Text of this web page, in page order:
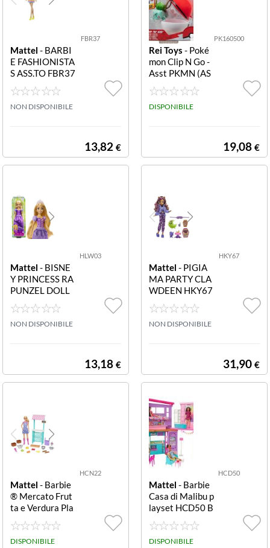
Porta chiavi(1)
6-12 anni(1)
(1)
(2)
FBR37
Mattel - BARBI
E FASHIONISTA
S ASS.TO FBR37
Barbie Fashioni
stas Ass.to
NON DISPONIBILE
13,82 €
PK160500
Rei Toys - Poké
mon Clip N Go -
Asst PKMN (AS
SORTIMENTO)
5 PK160500 Po
kémon Clip N G
DISPONIBILE
19,08 €
HLW03
Mattel - BISNE
Y PRINCESS RA
PUNZEL DOLL
HLW03 Disney
Princess Rapunz
el Doll
NON DISPONIBILE
13,18 €
HKY67
Mattel - PIGIA
MA PARTY CLA
WDEEN HKY67
Pigiama Party C
lawdeen
NON DISPONIBILE
31,90 €
HCN22
Mattel - Barbie
® Mercato Frut
ta e Verdura Pla
yset con bambol
a bionda HCN22
Barbie Mercato
DISPONIBILE
HCD50
Mattel - Barbie
Casa di Malibu p
layset HCD50 B
arbie Casa di M
alibu
DISPONIBILE